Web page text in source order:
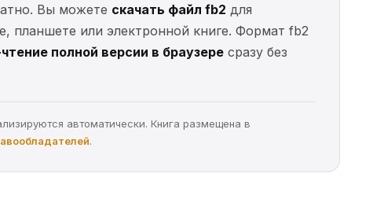
Вы можете скачать файл fb2 для
планшете или электронной книге. Формат fb2
полной версии в браузере сразу без
автоматически. Книга размещена в
.